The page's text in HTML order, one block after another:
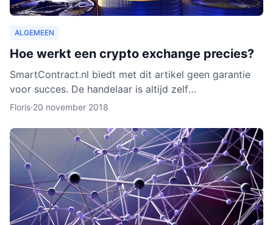
ALGEMEEN
Hoe werkt een crypto exchange precies?
SmartContract.nl biedt met dit artikel geen garantie
voor succes. De handelaar is altijd zelf
verantwoordelijk voor zijn of haar munten. Het is
Floris·20 november 2018